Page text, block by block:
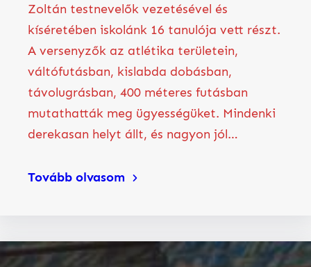
Zoltán testnevelők vezetésével és
kíséretében iskolánk 16 tanulója vett részt.
A versenyzők az atlétika területein,
váltófutásban, kislabda dobásban,
távolugrásban, 400 méteres futásban
mutathatták meg ügyességüket. Mindenki
derekasan helyt állt, és nagyon jól…
Tovább olvasom